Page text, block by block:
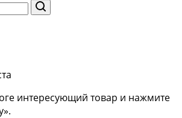
интересующий товар и нажмите